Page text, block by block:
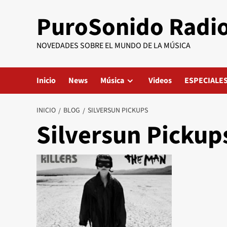
PuroSonido
NOVEDADES SOBRE EL MUNDO DE LA MÚSICA
Inicio News Música Videos
INICIO BLOG SILVERSUN PICKUPS
Silversun